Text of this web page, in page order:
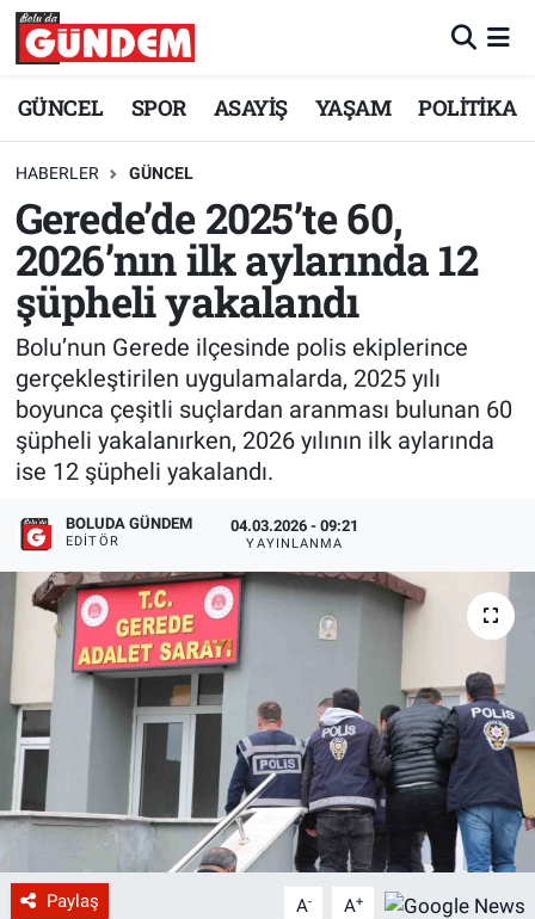
GÜNCEL SPOR ASAYİŞ YAŞAM POLİTİKA
HABERLER GÜNCEL
Gerede’de 2025’te 60,
2026’nın ilk aylarında 12
şüpheli yakalandı
Bolu’nun Gerede ilçesinde polis ekiplerince
gerçekleştirilen uygulamalarda, 2025 yılı
boyunca çeşitli suçlardan aranması bulunan 60
şüpheli yakalanırken, 2026 yılının ilk aylarında
ise 12 şüpheli yakalandı.
BOLUDA GÜNDEM
EDITÖR
04.03.2026 - 09:21
YAYINLANMA
Paylaş A- A+
Merkez Nöbetçi Eczaneler
Merkez Trafik Yoğunluk Haritası
Süper Lig Puan Durumu ve Fikstür
Tüm Manşetler
Son Dakika Haberleri
Haber Arşivi